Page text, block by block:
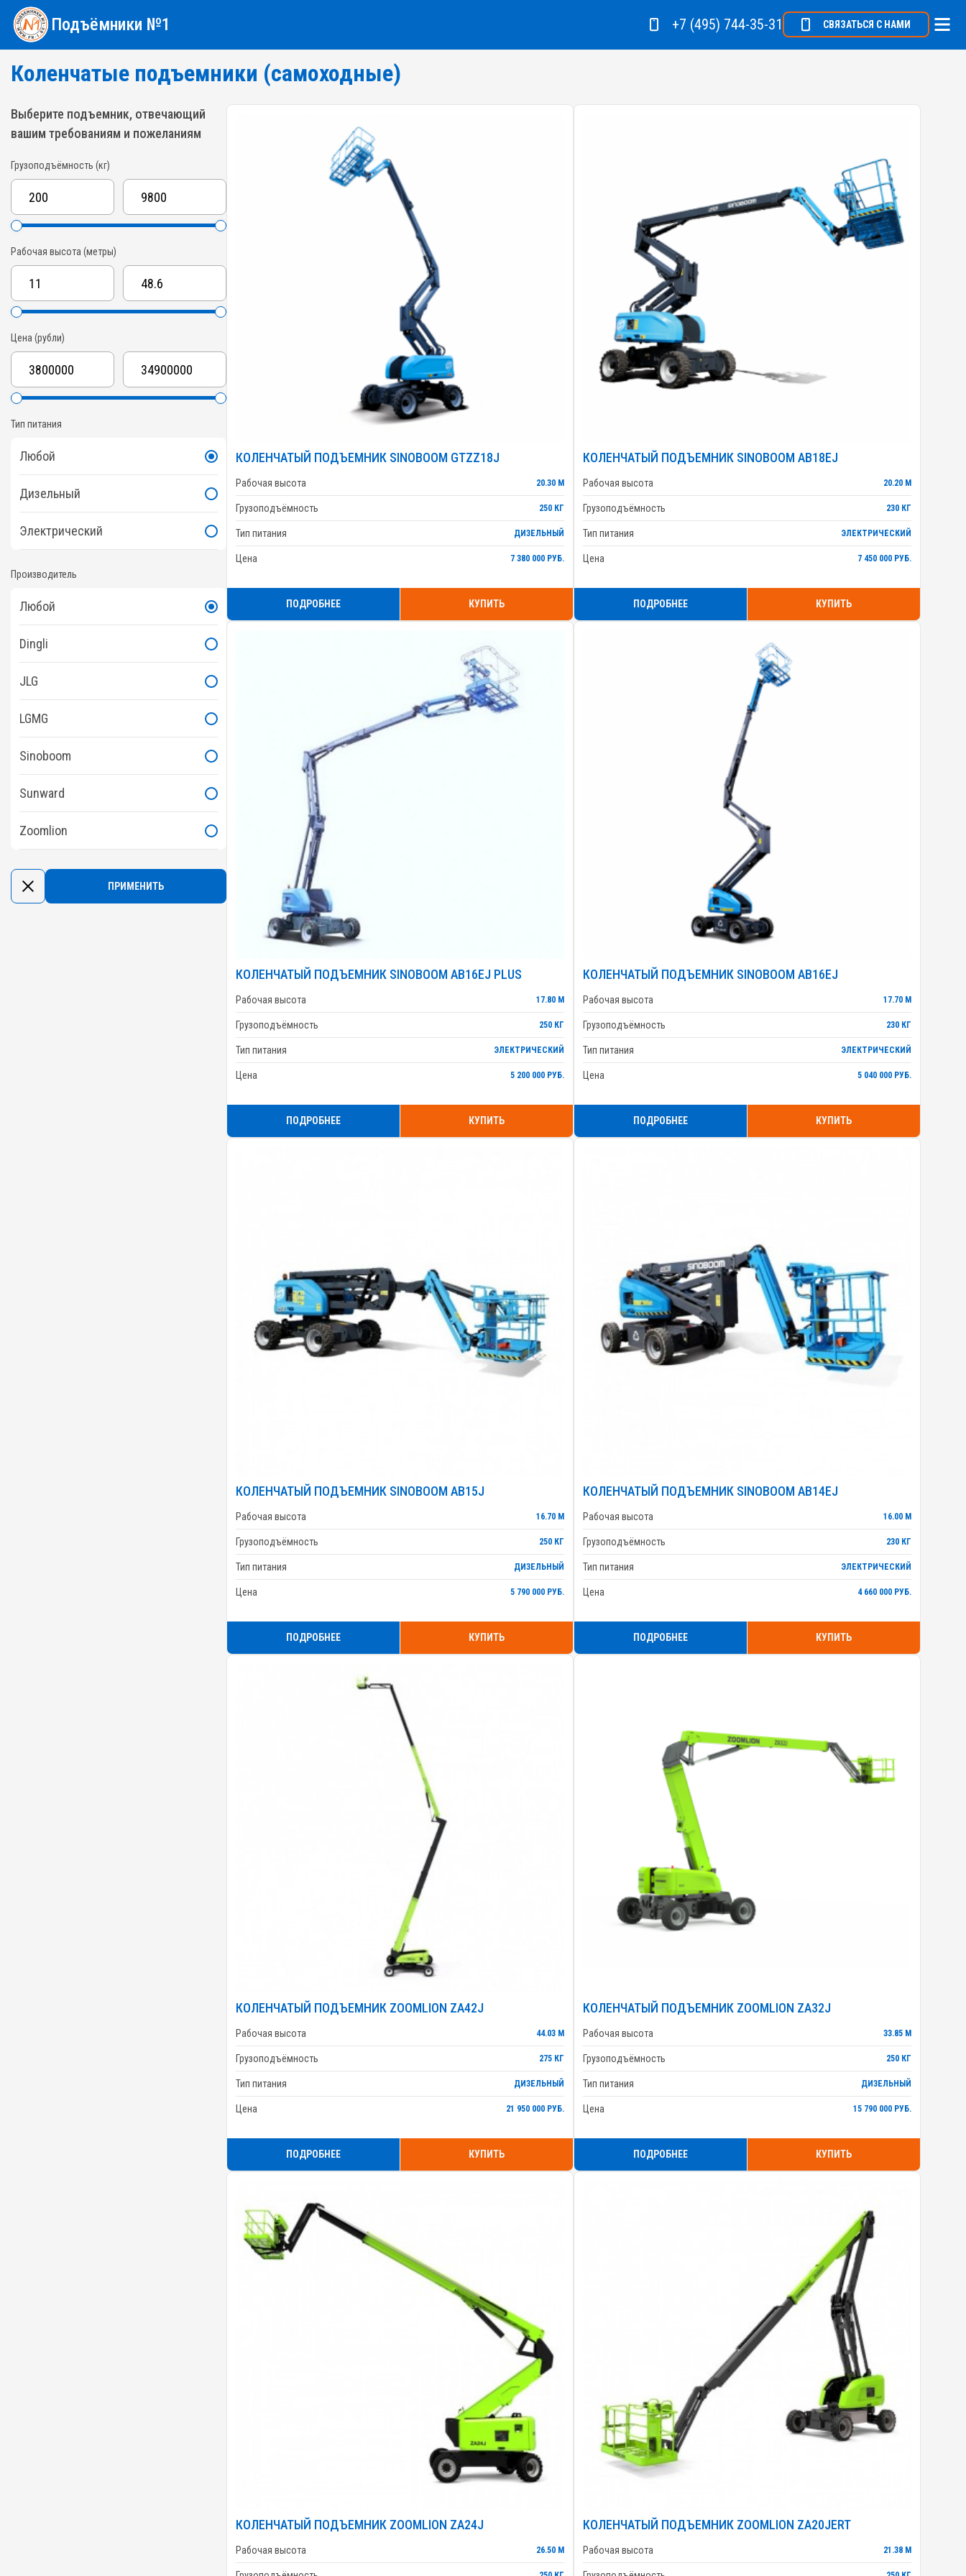
Подъёмники №1 +7 (495) 744-35-31 СВЯЗАТЬСЯ С НАМИ
Коленчатые подъемники (самоходные)
Выберите подъемник, отвечающий
вашим требованиям и пожеланиям
Грузоподъёмность (кг)
Рабочая высота (метры)
Цена (рубли)
Тип питания
Любой
Дизельный
Электрический
Производитель
Любой
Dingli
JLG
LGMG
Sinoboom
Sunward
Zoomlion
КОЛЕНЧАТЫЙ ПОДЪЕМНИК SINOBOOM GTZZ18J
Рабочая высота 20.30 М
Грузоподъёмность 250 КГ
Тип питания ДИЗЕЛЬНЫЙ
Цена 7 380 000 РУБ.
ПОДРОБНЕЕ КУПИТЬ
КОЛЕНЧАТЫЙ ПОДЪЕМНИК SINOBOOM AB18EJ
Рабочая высота 20.20 М
Грузоподъёмность 230 КГ
Тип питания ЭЛЕКТРИЧЕСКИЙ
Цена 7 450 000 РУБ.
ПОДРОБНЕЕ КУПИТЬ
КОЛЕНЧАТЫЙ ПОДЪЕМНИК SINOBOOM AB16EJ PLUS
Рабочая высота 17.80 М
Грузоподъёмность 250 КГ
Тип питания ЭЛЕКТРИЧЕСКИЙ
Цена 5 200 000 РУБ.
ПОДРОБНЕЕ КУПИТЬ
КОЛЕНЧАТЫЙ ПОДЪЕМНИК SINOBOOM AB16EJ
Рабочая высота 17.70 М
Грузоподъёмность 230 КГ
Тип питания ЭЛЕКТРИЧЕСКИЙ
Цена 5 040 000 РУБ.
ПОДРОБНЕЕ КУПИТЬ
КОЛЕНЧАТЫЙ ПОДЪЕМНИК SINOBOOM AB15J
Рабочая высота 16.70 М
Грузоподъёмность 250 КГ
Тип питания ДИЗЕЛЬНЫЙ
Цена 5 790 000 РУБ.
ПОДРОБНЕЕ КУПИТЬ
КОЛЕНЧАТЫЙ ПОДЪЕМНИК SINOBOOM AB14EJ
Рабочая высота 16.00 М
Грузоподъёмность 230 КГ
Тип питания ЭЛЕКТРИЧЕСКИЙ
Цена 4 660 000 РУБ.
ПОДРОБНЕЕ КУПИТЬ
КОЛЕНЧАТЫЙ ПОДЪЕМНИК ZOOMLION ZA42J
Рабочая высота 44.03 М
Грузоподъёмность 275 КГ
Тип питания ДИЗЕЛЬНЫЙ
Цена 21 950 000 РУБ.
ПОДРОБНЕЕ КУПИТЬ
КОЛЕНЧАТЫЙ ПОДЪЕМНИК ZOOMLION ZA32J
Рабочая высота 33.85 М
Грузоподъёмность 250 КГ
Тип питания ДИЗЕЛЬНЫЙ
Цена 15 790 000 РУБ.
ПОДРОБНЕЕ КУПИТЬ
КОЛЕНЧАТЫЙ ПОДЪЕМНИК ZOOMLION ZA24J
Рабочая высота 26.50 М
КОЛЕНЧАТЫЙ ПОДЪЕМНИК ZOOMLION ZA20JERT
Рабочая высота 21.38 М